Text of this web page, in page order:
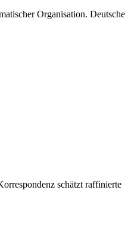
Organisation. Deutsche
schätzt raffinierte